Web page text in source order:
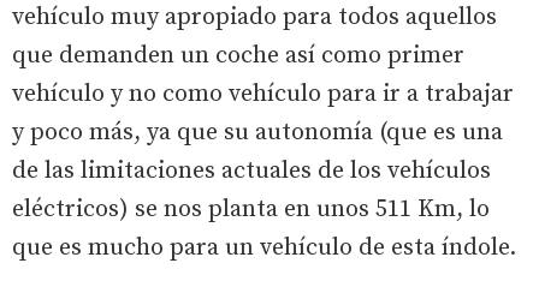
vehículo muy apropiado para todos aquellos
que demanden un coche así como primer
vehículo y no como vehículo para ir a trabajar
y poco más, ya que su autonomía (que es una
de las limitaciones actuales de los vehículos
eléctricos) se nos planta en unos 511 Km, lo
que es mucho para un vehículo de esta índole.